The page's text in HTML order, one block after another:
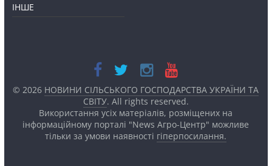
ІНШЕ
© 2026 НОВИНИ СІЛЬСЬКОГО ГОСПОДАРСТВА УКРАЇНИ ТА
СВІТУ. All rights reserved.
Використання усіх матеріалів, розміщених на
інформаційному порталі "News Агро-Центр" можливе
тільки за умови наявності гіперпосилання.